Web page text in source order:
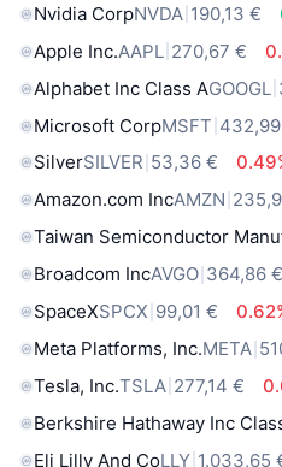
Nvidia CorpNVDA 190,13 €
Apple Inc.AAPL 270,67 €
Alphabet Inc Class AGOOGL
Microsoft CorpMSFT
SilverSILVER 53,36 €
Amazon.com IncAMZN
Taiwan Semiconductor
Broadcom IncAVGO 364,86 €
SpaceXSPCX 99,01 €
Meta Platforms, Inc.META
Tesla, Inc.TSLA 277,14 €
Berkshire Hathaway Inc
Eli Lilly And CoLLY 1.033,65